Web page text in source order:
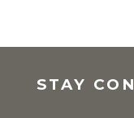
STAY